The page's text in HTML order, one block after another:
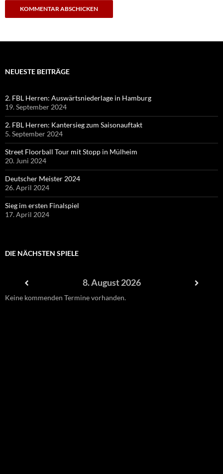
NEUESTE BEITRÄGE
2. FBL Herren: Auswärtsniederlage in Hamburg
19. September 2024
2. FBL Herren: Kantersieg zum Saisonauftakt
5. September 2024
Street Floorball Tour mit Stopp in Mülheim
20. Juni 2024
Deutscher Meister 2024
26. April 2024
Sieg im ersten Finalspiel
17. April 2024
DIE NÄCHSTEN SPIELE
8. August 2026
Keine kommenden Termine vorhanden.